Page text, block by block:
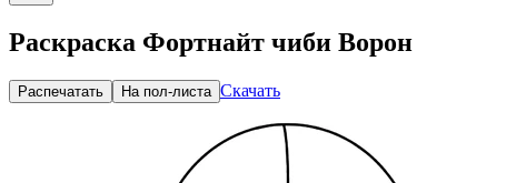
Раскраска Фортнайт чиби Ворон
Распечатать На пол-листа Скачать